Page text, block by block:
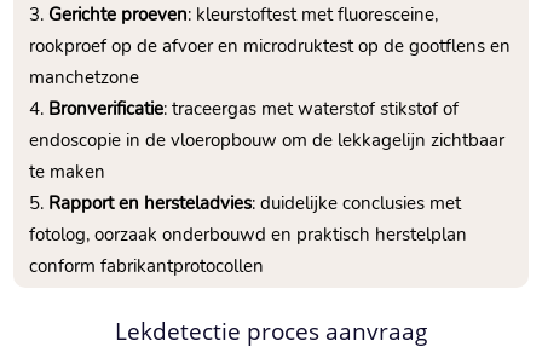
Gerichte proeven: kleurstoftest met fluoresceine,
rookproef op de afvoer en microdruktest op de gootflens en
manchetzone
Bronverificatie: traceergas met waterstof stikstof of
endoscopie in de vloeropbouw om de lekkagelijn zichtbaar
te maken
Rapport en hersteladvies: duidelijke conclusies met
fotolog, oorzaak onderbouwd en praktisch herstelplan
conform fabrikantprotocollen
Lekdetectie proces aanvraag